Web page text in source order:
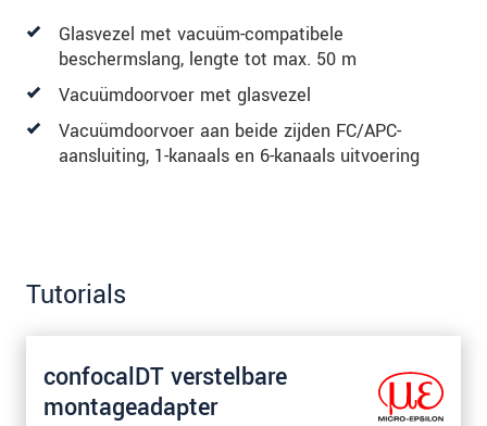
Glasvezel met vacuüm-compatibele
beschermslang, lengte tot max. 50 m
Vacuümdoorvoer met glasvezel
Vacuümdoorvoer aan beide zijden FC/APC-
aansluiting, 1-kanaals en 6-kanaals uitvoering
Tutorials
confocalDT verstelbare
montageadapter